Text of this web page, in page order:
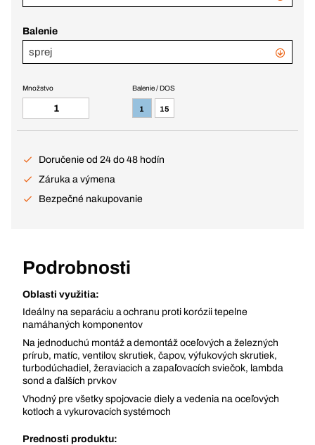
Balenie
sprej
Balenie / DOS
1 15
Množstvo
Doručenie od 24 do 48 hodín
Záruka a výmena
Bezpečné nakupovanie
Podrobnosti
Oblasti využitia:
Ideálny na separáciu a ochranu proti korózii tepelne
namáhaných komponentov
Na jednoduchú montáž a demontáž oceľových a železných
prírub, matíc, ventilov, skrutiek, čapov, výfukových skrutiek,
turbodúchadiel, žeraviacich a zapaľovacích sviečok, lambda
sond a ďalších prvkov
Vhodný pre všetky spojovacie diely a vedenia na oceľových
kotloch a vykurovacích systémoch
Prednosti produktu: